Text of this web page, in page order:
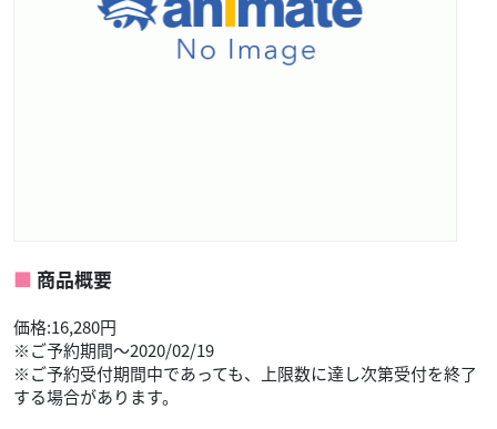
商品概要
価格:16,280円
※ご予約期間～2020/02/19
※ご予約受付期間中であっても、上限数に達し次第受付を終了
する場合があります。